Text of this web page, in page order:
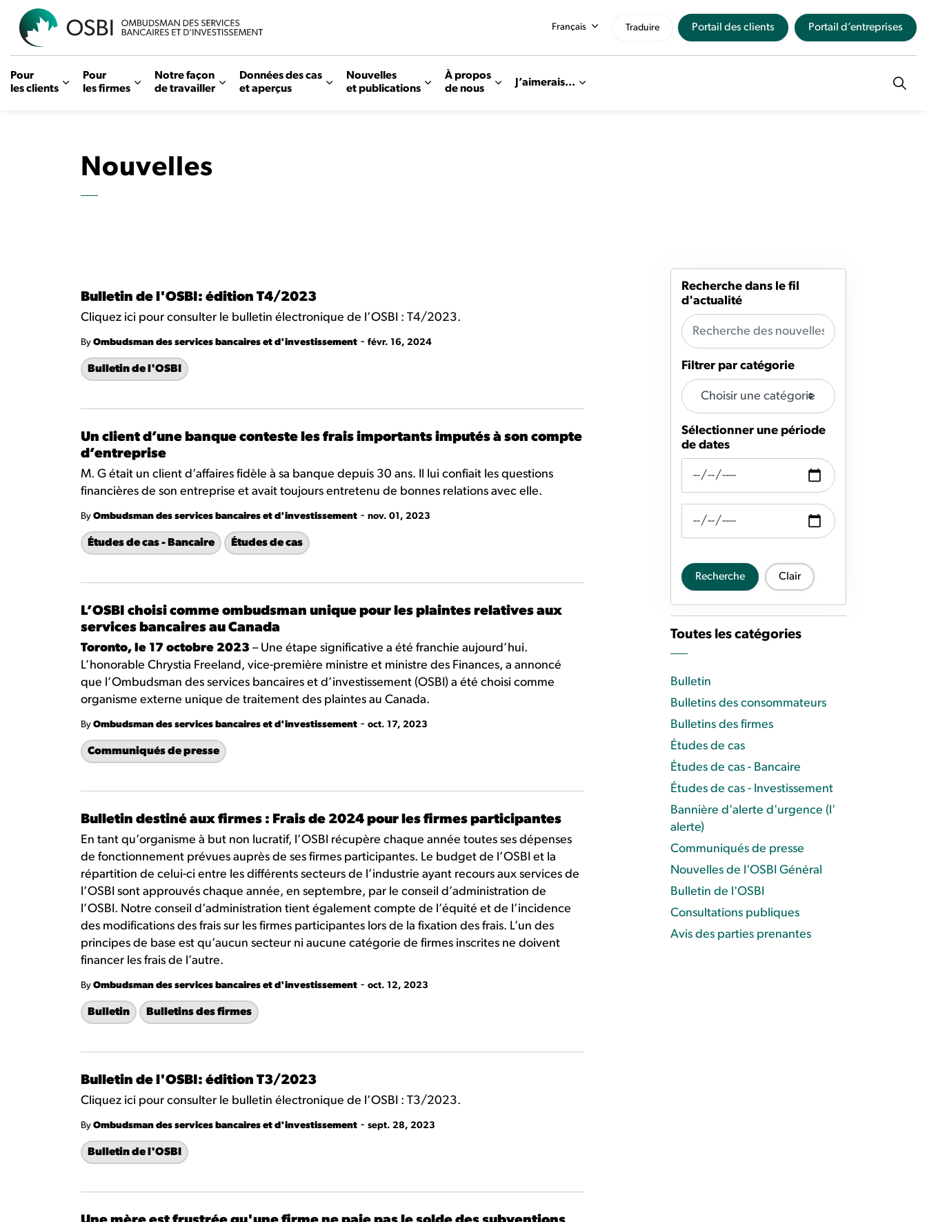
Pour
les clients
Pour
les firmes
Notre façon
de travailler
Données des cas
et aperçus
Nouvelles
et publications
À propos
de nous
J’aimerais...
Français Traduire Portail des clients Portail d’entreprises
Nouvelles
Bulletin de l'OSBI: édition T4/2023
Cliquez ici pour consulter le bulletin électronique de l’OSBI : T4/2023.
By Ombudsman des services bancaires et d'investissement - févr. 16, 2024
Bulletin de l'OSBI
Un client d’une banque conteste les frais importants imputés à son compte
d’entreprise
M. G était un client d’affaires fidèle à sa banque depuis 30 ans. Il lui confiait les questions
financières de son entreprise et avait toujours entretenu de bonnes relations avec elle.
By Ombudsman des services bancaires et d'investissement - nov. 01, 2023
Études de cas - Bancaire Études de cas
L’OSBI choisi comme ombudsman unique pour les plaintes relatives aux
services bancaires au Canada
Toronto, le 17 octobre 2023 – Une étape significative a été franchie aujourd’hui.
L’honorable Chrystia Freeland, vice-première ministre et ministre des Finances, a annoncé
que l’Ombudsman des services bancaires et d’investissement (OSBI) a été choisi comme
organisme externe unique de traitement des plaintes au Canada.
By Ombudsman des services bancaires et d'investissement - oct. 17, 2023
Communiqués de presse
Bulletin destiné aux firmes : Frais de 2024 pour les firmes participantes
En tant qu’organisme à but non lucratif, l’OSBI récupère chaque année toutes ses dépenses
de fonctionnement prévues auprès de ses firmes participantes. Le budget de l’OSBI et la
répartition de celui-ci entre les différents secteurs de l’industrie ayant recours aux services de
l’OSBI sont approuvés chaque année, en septembre, par le conseil d’administration de
l’OSBI. Notre conseil d’administration tient également compte de l’équité et de l’incidence
des modifications des frais sur les firmes participantes lors de la fixation des frais. L’un des
principes de base est qu’aucun secteur ni aucune catégorie de firmes inscrites ne doivent
financer les frais de l’autre.
By Ombudsman des services bancaires et d'investissement - oct. 12, 2023
Bulletin Bulletins des firmes
Bulletin de l'OSBI: édition T3/2023
Cliquez ici pour consulter le bulletin électronique de l’OSBI : T3/2023.
By Ombudsman des services bancaires et d'investissement - sept. 28, 2023
Bulletin de l'OSBI
Recherche dans le fil
d'actualité
Filtrer par catégorie
Sélectionner une période
de dates
Recherche de fil d'actualité Date de
Recherche de flux d'actualités Date à
Recherche Clair
Toutes les catégories
Bulletin
Bulletins des consommateurs
Bulletins des firmes
Études de cas
Études de cas - Bancaire
Études de cas - Investissement
Bannière d'alerte d'urgence (l'
alerte)
Communiqués de presse
Nouvelles de l'OSBI Général
Bulletin de l'OSBI
Consultations publiques
Avis des parties prenantes